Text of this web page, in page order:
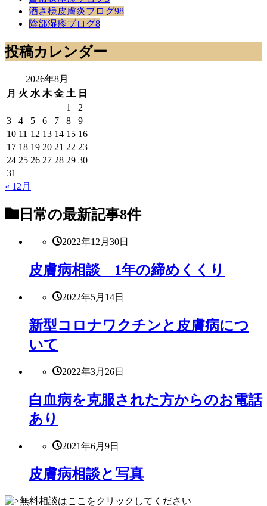
酒さ様皮膚炎ブログ98
陰部湿疹ブログ8
投稿カレンダー
2026年8月
月 火 水 木 金 土 日
1
2
3
4 5 6 7 8
9
10 11 12 13 14 15 16
17 18 19 20 21 22 23
24 25 26 27 28 29 30
31
« 12月
日常の最新記事8件
2022年12月30日
皮膚病相談 1年の締めくくり
2022年5月14日
新型コロナワクチンと皮膚病につ
いて
2022年3月26日
白血病を克服された方からのお電話
あり
2021年6月9日
皮膚病相談と写真